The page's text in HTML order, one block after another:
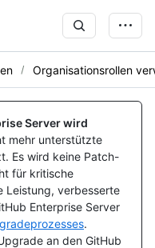
Organisationsrollen
Server wird
mehr unterstützte
Es wird keine Patch-
für kritische
Leistung, verbesserte
Enterprise Server
.
an den GitHub